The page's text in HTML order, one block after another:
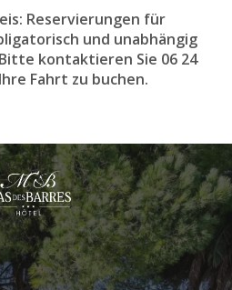
Reservierungen für
und unabhängig
kontaktieren Sie 06 24
Fahrt zu buchen.